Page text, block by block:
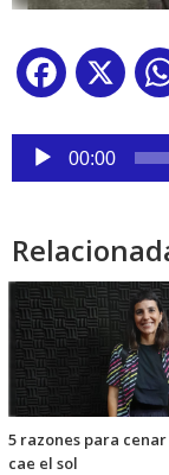
Facebook
X
Reproductor
audio
00:00
5 razones para
cae el sol